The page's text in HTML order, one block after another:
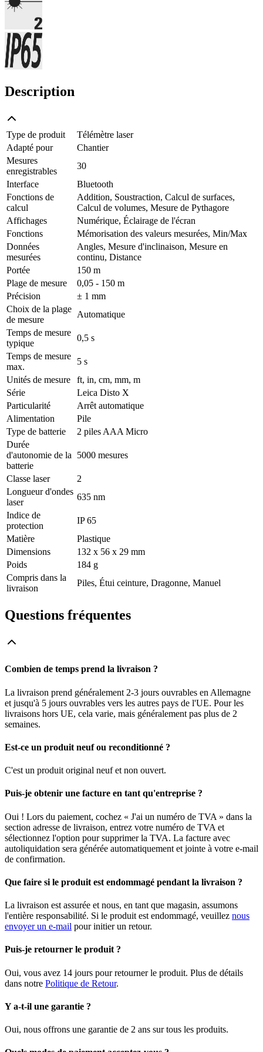
Description
Type de produit
Télémètre laser
Adapté pour
Chantier
Mesures
enregistrables
30
Interface
Bluetooth
Fonctions de
calcul
Addition, Soustraction, Calcul de surfaces,
Calcul de volumes, Mesure de Pythagore
Affichages
Numérique, Éclairage de l'écran
Fonctions
Mémorisation des valeurs mesurées, Min/Max
Données
mesurées
Angles, Mesure d'inclinaison, Mesure en
continu, Distance
Portée
150 m
Plage de mesure
0,05 - 150 m
Précision
± 1 mm
Choix de la plage
de mesure
Automatique
Temps de mesure
typique
0,5 s
Temps de mesure
max.
5 s
Unités de mesure
ft, in, cm, mm, m
Série
Leica Disto X
Particularité
Arrêt automatique
Alimentation
Pile
Type de batterie
2 piles AAA Micro
Durée
d'autonomie de la
batterie
5000 mesures
Classe laser
2
Longueur d'ondes
laser
635 nm
Indice de
protection
IP 65
Matière
Plastique
Dimensions
132 x 56 x 29 mm
Poids
184 g
Compris dans la
livraison
Piles, Étui ceinture, Dragonne, Manuel
Questions fréquentes
Combien de temps prend la livraison ?
La livraison prend généralement 2-3 jours ouvrables en Allemagne
et jusqu'à 5 jours ouvrables vers les autres pays de l'UE. Pour les
livraisons hors UE, cela varie, mais généralement pas plus de 2
semaines.
Est-ce un produit neuf ou reconditionné ?
C'est un produit original neuf et non ouvert.
Puis-je obtenir une facture en tant qu'entreprise ?
Oui ! Lors du paiement, cochez « J'ai un numéro de TVA » dans la
section adresse de livraison, entrez votre numéro de TVA et
sélectionnez l'option pour supprimer la TVA. La facture avec
autoliquidation sera générée automatiquement et jointe à votre e-mail
de confirmation.
Que faire si le produit est endommagé pendant la livraison ?
La livraison est assurée et nous, en tant que magasin, assumons
l'entière responsabilité. Si le produit est endommagé, veuillez nous
envoyer un e-mail pour initier un retour.
Puis-je retourner le produit ?
Oui, vous avez 14 jours pour retourner le produit. Plus de détails
dans notre Politique de Retour.
Y a-t-il une garantie ?
Oui, nous offrons une garantie de 2 ans sur tous les produits.